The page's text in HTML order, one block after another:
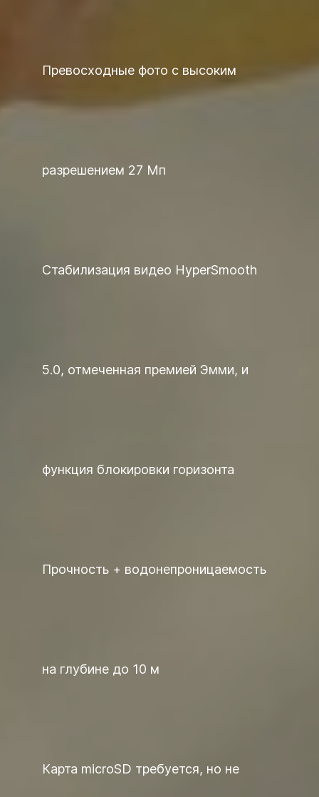
Превосходные фото с высоким
разрешением 27 Мп
Стабилизация видео HyperSmooth
5.0, отмеченная премией Эмми, и
функция блокировки горизонта
Прочность + водонепроницаемость
на глубине до 10 м
Карта microSD требуется, но не